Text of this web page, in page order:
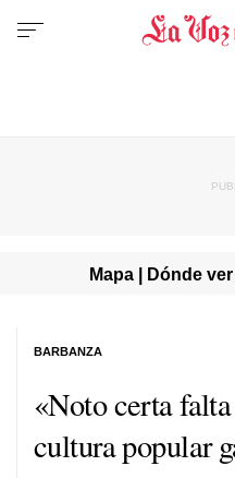
Mapa | Dónde
«Noto certa
cultura popular
BARBANZA